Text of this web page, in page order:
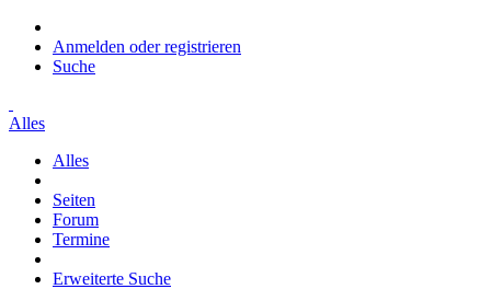
Anmelden oder registrieren
Suche
Alles
Alles
Seiten
Forum
Termine
Erweiterte Suche